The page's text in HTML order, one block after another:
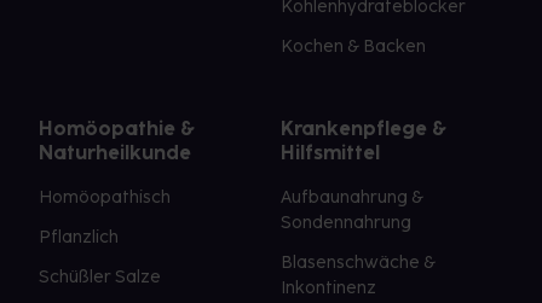
Kohlenhydrateblocker
Kochen & Backen
Homöopathie &
Naturheilkunde
Homöopathisch
Pflanzlich
Schüßler Salze
Krankenpflege &
Hilfsmittel
Aufbaunahrung &
Sondennahrung
Blasenschwäche &
Inkontinenz